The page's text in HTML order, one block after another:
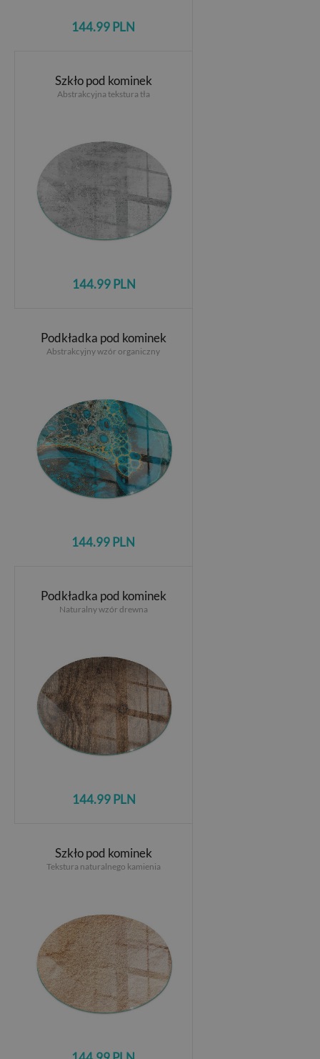
144.99 PLN
Szkło pod kominek
Abstrakcyjna tekstura tła
144.99 PLN
Podkładka pod kominek
Abstrakcyjny wzór organiczny
144.99 PLN
Podkładka pod kominek
Naturalny wzór drewna
144.99 PLN
Szkło pod kominek
Tekstura naturalnego kamienia